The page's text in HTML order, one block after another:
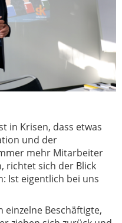
in Krisen, dass etwas
und der
mehr Mitarbeiter
richtet sich der Blick
Ist eigentlich bei uns
einzelne Beschäftigte,